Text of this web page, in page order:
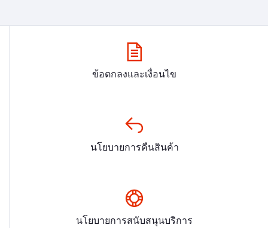
ข้อตกลงและเงื่อนไข
นโยบายการคืนสินค้า
นโยบายการสนับสนุนบริการ